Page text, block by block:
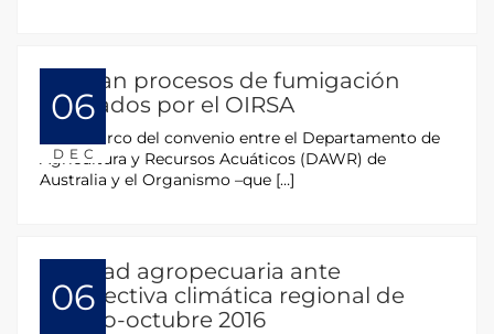
06
DEC
Auditan procesos de fumigación
realizados por el OIRSA
En el marco del convenio entre el Departamento de
Agricultura y Recursos Acuáticos (DAWR) de
Australia y el Organismo –que […]
06
Sanidad agropecuaria ante
perspectiva climática regional de
agosto-octubre 2016